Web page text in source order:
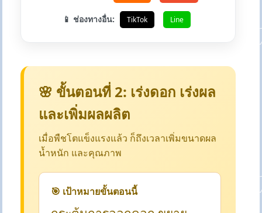
📱 ช่องทางอื่น: TikTok Line
🌸 ขั้นตอนที่ 2: เร่งดอก เร่งผล
และเพิ่มผลผลิต
เมื่อพืชโตแข็งแรงแล้ว ก็ถึงเวลาเพิ่มขนาดผล
น้ำหนัก และคุณภาพ
🎯 เป้าหมายขั้นตอนนี้